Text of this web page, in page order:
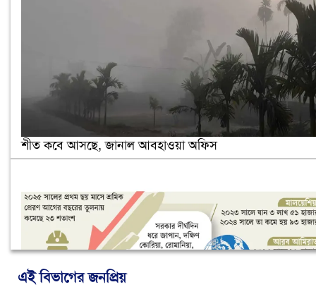
শীত কবে আসছে, জানাল আবহাওয়া অফিস
এই বিভাগের জনপ্রিয়